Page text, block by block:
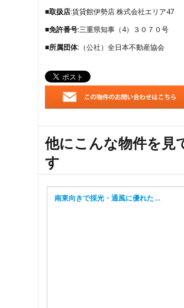
■取扱店:賃貸館伊勢店 株式会社エリア47
■免許番号:三重県知事（4）３０７０号
■所属団体:（公社）全日本不動産協会
他にこんな物件を見
す
南東向きで採光・通風に優れた …